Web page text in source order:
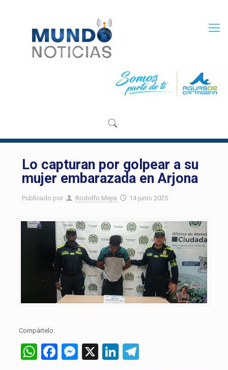
Lo capturan por golpear a su
mujer embarazada en Arjona
Publicado por Rodolfo Mejia 14 junio 2025
Compártelo:
WhatsApp
Facebook
Messenger
X LinkedIn